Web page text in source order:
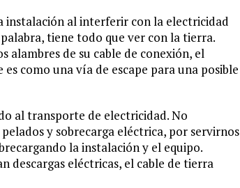
instalación al interferir con la electricidad
tiene todo que ver con la tierra.
alambres de su cable de conexión, el
como una vía de escape para una posible
al transporte de electricidad. No
y sobrecarga eléctrica, por servirnos
la instalación y el equipo.
descargas eléctricas, el cable de tierra